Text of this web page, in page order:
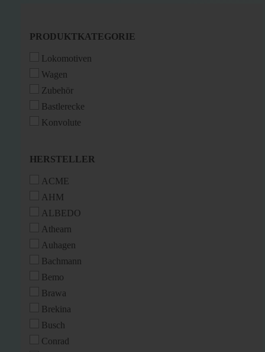
PRODUKTKATEGORIE
PRODUKTKATEGORIE
Lokomotiven
Wagen
Zubehör
Bastlerecke
Konvolute
HERSTELLER
HERSTELLER
ACME
AHM
ALBEDO
Athearn
Auhagen
Bachmann
Bemo
Brawa
Brekina
Busch
Conrad